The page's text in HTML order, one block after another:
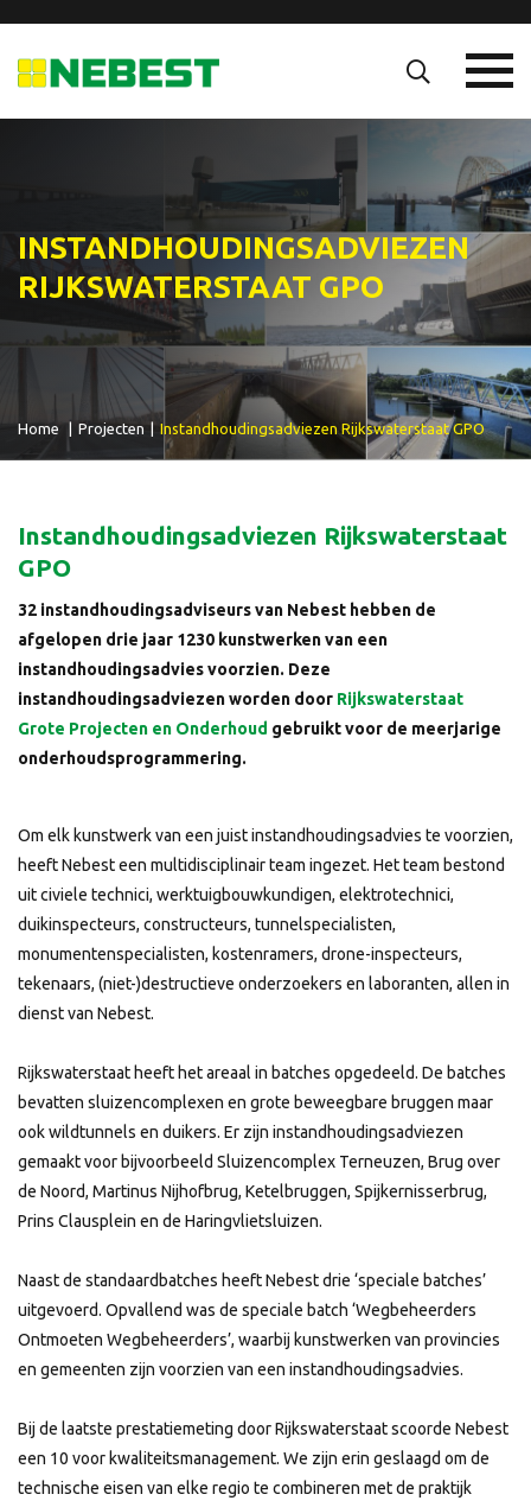
INSTANDHOUDINGSADVIEZEN
RIJKSWATERSTAAT GPO
Home Projecten | Instandhoudingsadviezen Rijkswaterstaat GPO
Instandhoudingsadviezen Rijkswaterstaat
GPO
32 instandhoudingsadviseurs van Nebest hebben de
afgelopen drie jaar 1230 kunstwerken van een
instandhoudingsadvies voorzien. Deze
instandhoudingsadviezen worden door Rijkswaterstaat
Grote Projecten en Onderhoud gebruikt voor de meerjarige
onderhoudsprogrammering.
Om elk kunstwerk van een juist instandhoudingsadvies te voorzien,
heeft Nebest een multidisciplinair team ingezet. Het team bestond
uit civiele technici, werktuigbouwkundigen, elektrotechnici,
duikinspecteurs, constructeurs, tunnelspecialisten,
monumentenspecialisten, kostenramers, drone-inspecteurs,
tekenaars, (niet-)destructieve onderzoekers en laboranten, allen in
dienst van Nebest.
Rijkswaterstaat heeft het areaal in batches opgedeeld. De batches
bevatten sluizencomplexen en grote beweegbare bruggen maar
ook wildtunnels en duikers. Er zijn instandhoudingsadviezen
gemaakt voor bijvoorbeeld Sluizencomplex Terneuzen, Brug over
de Noord, Martinus Nijhofbrug, Ketelbruggen, Spijkernisserbrug,
Prins Clausplein en de Haringvlietsluizen.
Naast de standaardbatches heeft Nebest drie ‘speciale batches’
uitgevoerd. Opvallend was de speciale batch ‘Wegbeheerders
Ontmoeten Wegbeheerders’, waarbij kunstwerken van provincies
en gemeenten zijn voorzien van een instandhoudingsadvies.
Bij de laatste prestatiemeting door Rijkswaterstaat scoorde Nebest
een 10 voor kwaliteitsmanagement. We zijn erin geslaagd om de
technische eisen van elke regio te combineren met de praktijk